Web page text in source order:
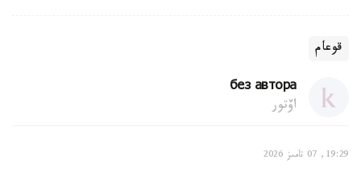
قوعام
без автора
اۆتور
19:29, 07 تامىز 2026